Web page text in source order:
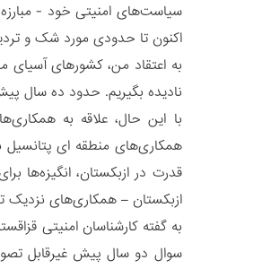
سیاست‌های امنیتی خود - مبارزه
اکنون تا حدودی مورد شک و
به اعتقاد من، کشورهای آسیای
نادیده بگیریم. حدود ده سال
با این حال، علاقه به
همکاری‌های منطقه ای پتانسیل
قدرت در ازبکستان،
ازبکستان – همکاری‌های نزدیک
به گفته کارشناسان امنیتی
سوال دو سال پیش غیرقابل